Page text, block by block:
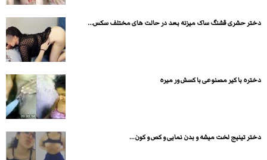
دختر حشری قشنگ ساک میزنه بعد در حالت های مختلف سکس...
دختره با کیر مصنوعی با کسش ور میره
دختر تینیج لخت میشه و بدن نمایی و کص و کون...